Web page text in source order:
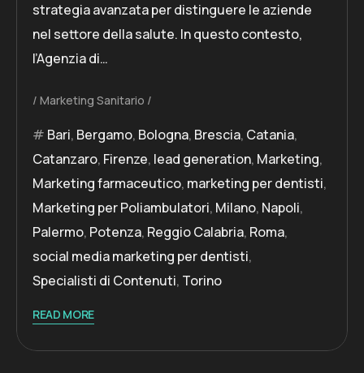
strategia avanzata per distinguere le aziende
nel settore della salute. In questo contesto,
l’Agenzia di…
Marketing Sanitario
Bari, Bergamo, Bologna, Brescia, Catania,
Catanzaro, Firenze, lead generation, Marketing,
Marketing farmaceutico, marketing per dentisti,
Marketing per Poliambulatori, Milano, Napoli,
Palermo, Potenza, Reggio Calabria, Roma,
social media marketing per dentisti,
Specialisti di Contenuti, Torino
READ MORE